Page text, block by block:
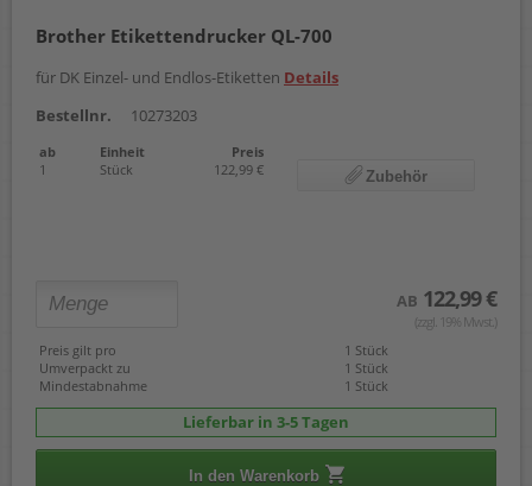
Brother Etikettendrucker QL-700
für DK Einzel- und Endlos-Etiketten Details
Bestellnr.
10273203
ab Einheit
Preis
1
Stück 122,99 € Zubehör
AB 122,99 €
(zzgl. 19% Mwst.)
Preis gilt pro
1 Stück
Umverpackt zu
1 Stück
Mindestabnahme
1 Stück
Lieferbar in 3-5 Tagen
In den Warenkorb